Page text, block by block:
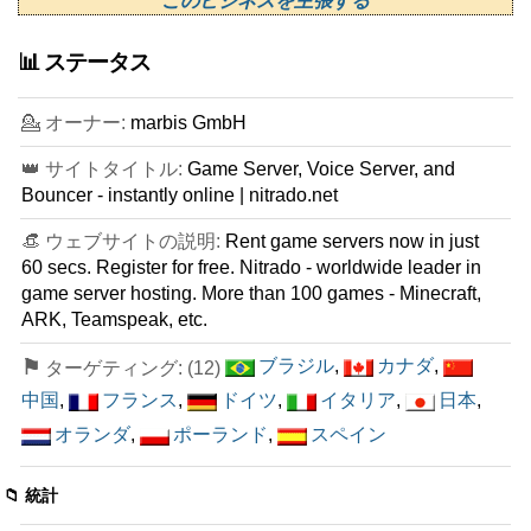
📊 ステータス
💁 オーナー: marbis GmbH
👑 サイトタイトル: Game Server, Voice Server, and
Bouncer - instantly online | nitrado.net
👒 ウェブサイトの説明: Rent game servers now in just
60 secs. Register for free. Nitrado - worldwide leader in
game server hosting. More than 100 games - Minecraft,
ARK, Teamspeak, etc.
⚑ ターゲティング: (12) ブラジル, カナダ,
中国 , フランス, ドイツ, イタリア, 日本,
オランダ, ポーランド, スペイン
📁 統計